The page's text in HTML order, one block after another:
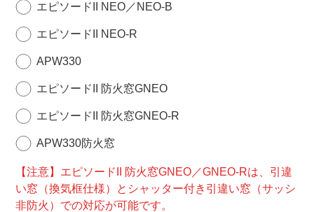
エピソードII NEO／NEO-B
エピソードII NEO-R
APW330
エピソードII 防火窓GNEO
エピソードII 防火窓GNEO-R
APW330防火窓
【注意】エピソードII 防火窓GNEO／GNEO-Rは、引違
い窓（換気框仕様）とシャッター付き引違い窓（サッシ
非防火）での対応が可能です。